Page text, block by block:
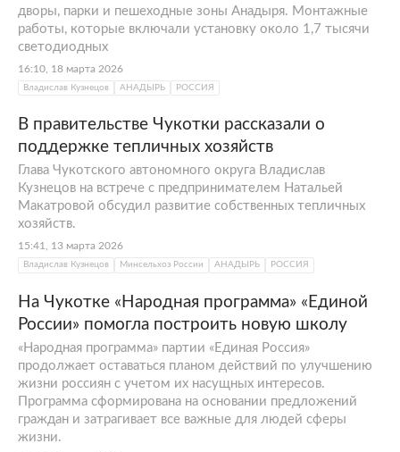
дворы, парки и пешеходные зоны Анадыря. Монтажные
работы, которые включали установку около 1,7 тысячи
светодиодных
16:10, 18 марта 2026
Владислав Кузнецов АНАДЫРЬ РОССИЯ
В правительстве Чукотки рассказали о
поддержке тепличных хозяйств
Глава Чукотского автономного округа Владислав
Кузнецов на встрече с предпринимателем Натальей
Макатровой обсудил развитие собственных тепличных
хозяйств.
15:41, 13 марта 2026
Владислав Кузнецов Минсельхоз России АНАДЫРЬ РОССИЯ
На Чукотке «Народная программа» «Единой
России» помогла построить новую школу
«Народная программа» партии «Единая Россия»
продолжает оставаться планом действий по улучшению
жизни россиян с учетом их насущных интересов.
Программа сформирована на основании предложений
граждан и затрагивает все важные для людей сферы
жизни.